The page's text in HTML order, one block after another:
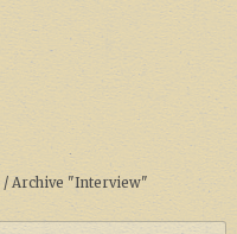
/ Archive "Interview"